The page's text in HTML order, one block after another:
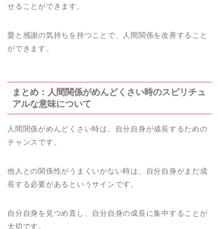
せることができます。
愛と感謝の気持ちを持つことで、人間関係を改善すること
ができます。
まとめ：人間関係がめんどくさい時のスピリチュ
アルな意味について
人間関係がめんどくさい時は、自分自身が成長するための
チャンスです。
他人との関係性がうまくいかない時は、自分自身がまだ成
長する必要があるというサインです。
自分自身を見つめ直し、自分自身の成長に集中することが
大切です。